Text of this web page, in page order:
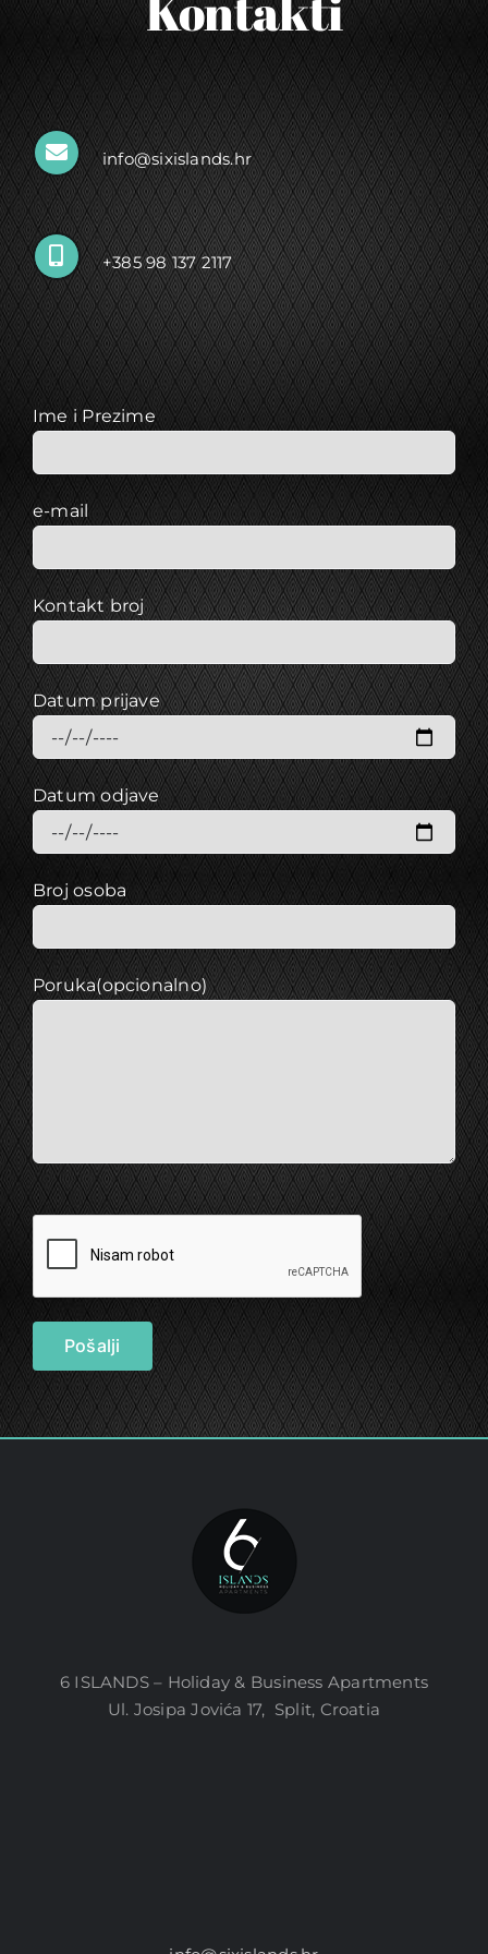
info@sixislands.hr
+385 98 137 2117
Ime i Prezime
e-mail
Kontakt broj
Datum prijave
Datum odjave
Broj osoba
Poruka(opcionalno)
6 ISLANDS – Holiday & Business Apartments
Ul. Josipa Jovića 17, Split, Croatia